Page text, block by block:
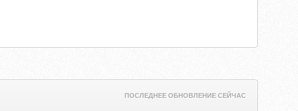
ПОСЛЕДНЕЕ ОБНОВЛЕНИЕ СЕЙЧАС